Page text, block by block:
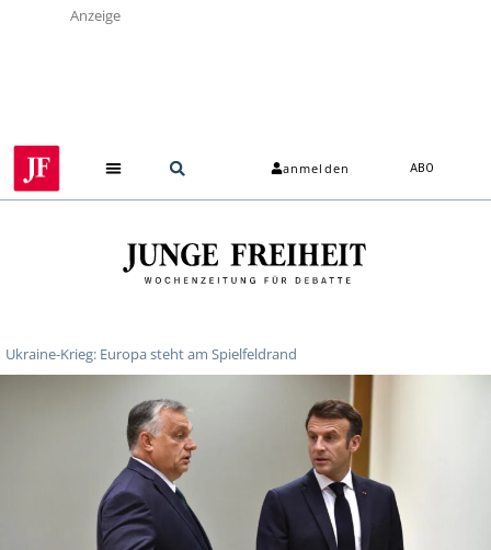
Anzeige
anmelden ABO
Ukraine-Krieg: Europa steht am Spielfeldrand